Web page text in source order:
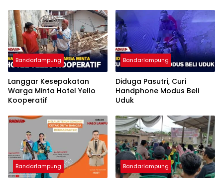
Bandarlampung
Langgar Kesepakatan
Warga Minta Hotel Yello
Kooperatif
Bandarlampung
Diduga Pasutri, Curi
Handphone Modus Beli
Uduk
Bandarlampung Bandarlampung